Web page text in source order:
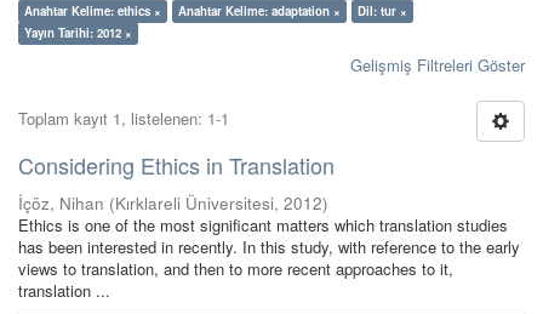
Anahtar Kelime: ethics × Anahtar Kelime: adaptation ×
Dil: tur ×
Yayın Tarihi: 2012 ×
Gelişmiş Filtreleri Göster
Toplam kayıt 1, listelenen: 1-1
Considering Ethics in Translation
İçöz, Nihan (Kırklareli Üniversitesi, 2012)
Ethics is one of the most significant matters which translation studies
has been interested in recently. In this study, with reference to the early
views to translation, and then to more recent approaches to it,
translation ...